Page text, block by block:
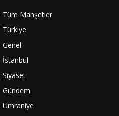
Tüm Manşetler
Türkiye
Genel
İstanbul
Siyaset
Gündem
Ümraniye